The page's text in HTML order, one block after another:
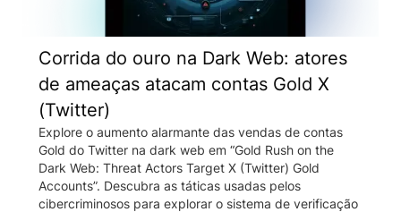
Corrida do ouro na Dark Web: atores
de ameaças atacam contas Gold X
(Twitter)
Explore o aumento alarmante das vendas de contas
Gold do Twitter na dark web em “Gold Rush on the
Dark Web: Threat Actors Target X (Twitter) Gold
Accounts”. Descubra as táticas usadas pelos
cibercriminosos para explorar o sistema de verificação